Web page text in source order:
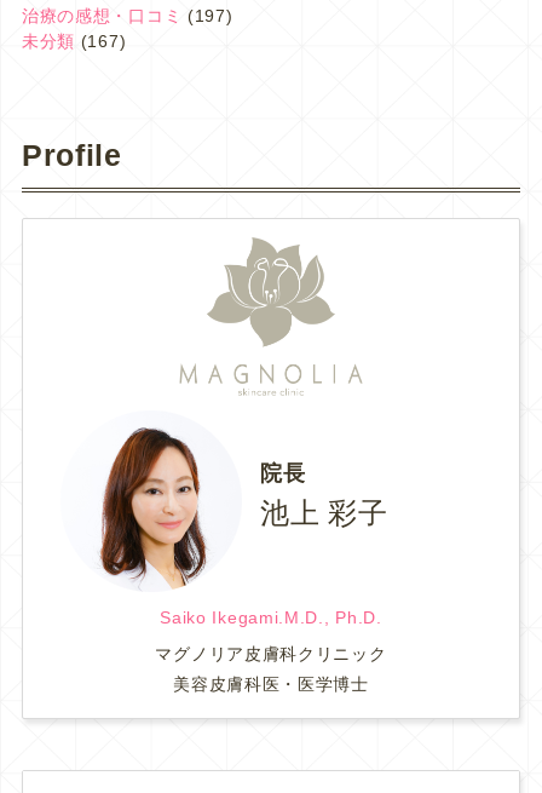
治療の感想・口コミ
(197)
未分類 (167)
Profile
院長
池上 彩子
Saiko Ikegami.M.D., Ph.D.
マグノリア皮膚科クリニック
美容皮膚科医・医学博士